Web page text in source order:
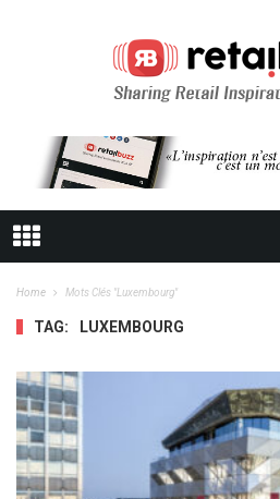
Home Mots Clés "luxembourg"
TAG: LUXEMBOURG